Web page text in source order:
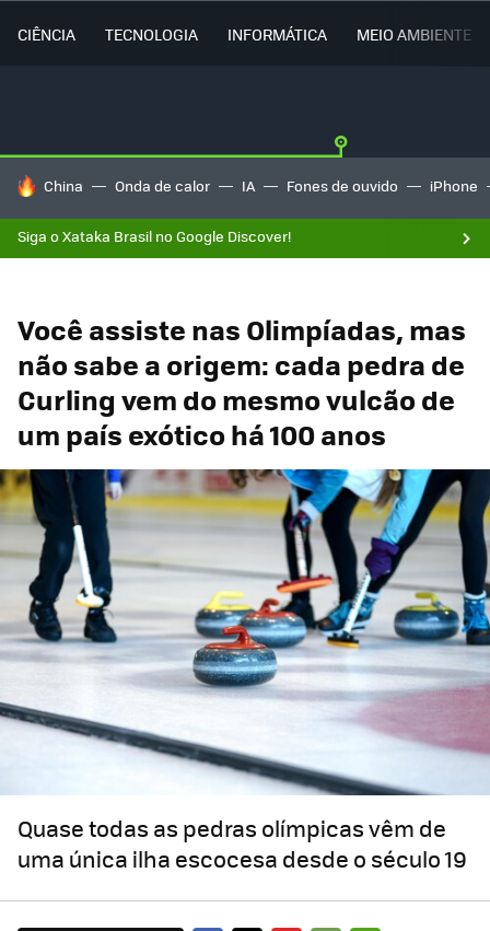
CIÊNCIA TECNOLOGIA INFORMÁTICA MEIO AMBIENTE
TENDÊNCIAS DO DIA
China Onda de calor IA Fones de ouvido iPhone
Siga o Xataka Brasil no Google Discover!
Você assiste nas Olimpíadas, mas
não sabe a origem: cada pedra de
Curling vem do mesmo vulcão de
um país exótico há 100 anos
Quase todas as pedras olímpicas vêm de
uma única ilha escocesa desde o século 19